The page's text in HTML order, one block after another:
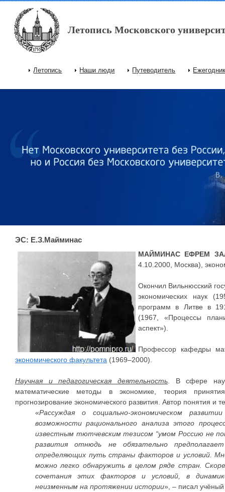
Перейти к основному содержанию
Летопись Московского
Главное меню
Летопись Наши люди Путеводитель
ЭС: Е.З.Майминас
МАЙМИНАС ЕФРЕМ
4.10.2000, Москва),
Окончил Вильнюсский
экономических наук
программ в Литве в
(1967, «Процессы
аспект»).
Профессор кафедры
экономического факультета (1969–2000).
Научная и педагогическая деятельность . В сфере
математические методы в экономике, теория
прогнозирование экономического развития. Автор понятия и
«Рассуждая о социально-экономическом
возможности рационального анализа этого
известным тютчевским тезисом “умом Россию не
развития отнюдь не обязательно
определяющих путь страны факторов и условий.
можно легко обнаружить в целом ряде стран.
сочетания этих факторов и условий, в
неизменным на протяжении истории», – писал учёный